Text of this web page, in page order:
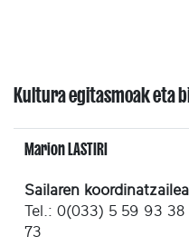
Kultura egitasmoak eta
Marion LASTIRI
Sailaren koordinatzailea
Tel.: 0(033) 5 59 93 38
73